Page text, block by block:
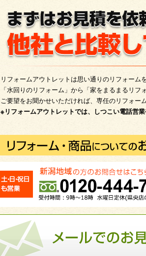
リフォームアウトレットは思い通りのリフォーム
「水回りのリフォーム」から「家をまるまるリフ
ご要望をお聞かせいただければ、専任のリフォー
※リフォームアウトレットでは、しつこい電話営